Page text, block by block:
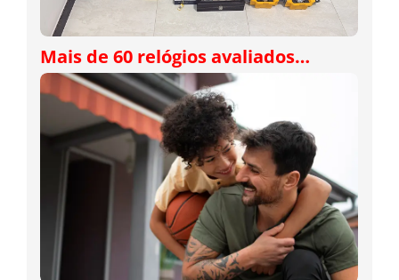
Mais de 60 relógios avaliados…